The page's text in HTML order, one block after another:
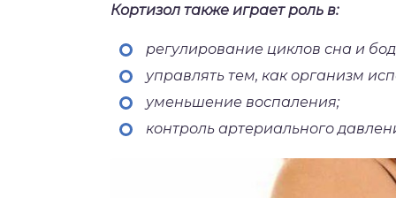
Кортизол также играет роль в:
регулирование циклов сна и
управлять тем, как организм
уменьшение воспаления;
контроль артериального